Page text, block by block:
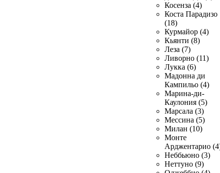
Косенза (4)
Коста Парадизо
(18)
Курмайор (4)
Кьянти (8)
Леза (7)
Ливорно (11)
Лукка (6)
Мадонна ди
Кампильо (4)
Марина-ди-
Каулония (5)
Марсала (3)
Мессина (5)
Милан (10)
Монте
Арджентарио
Неббьюно (3)
Неттуно (9)